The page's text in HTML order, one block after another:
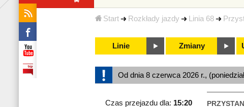
Start Rozkłady jazdy Linia 68
Linie Zmiany
Od dnia 8 czerwca 2026 r.,
Czas przejazdu dla: 15:20